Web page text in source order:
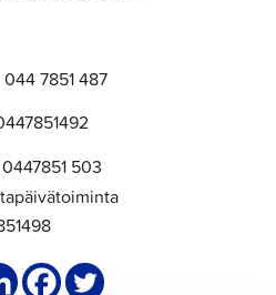
7851 487
503